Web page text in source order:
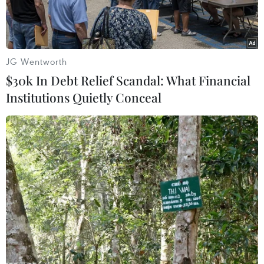
Toà nhà tại bệnh viện Soroka ở Beersheba (Israel) bị hư hại do
trúng tên lửa của Iran, ngày 19/6/2025. (Ảnh: THX/TTXVN)
Ngày 20/6, hãng tin CNN đưa tin nhiều đám
cháy đã bùng phát tại một khu phố gần trung
tâm công nghệ ở thành phố Beersheba, miền
JG Wentworth
$30k In Debt Relief Scandal: What Financial
Institutions Quietly Conceal